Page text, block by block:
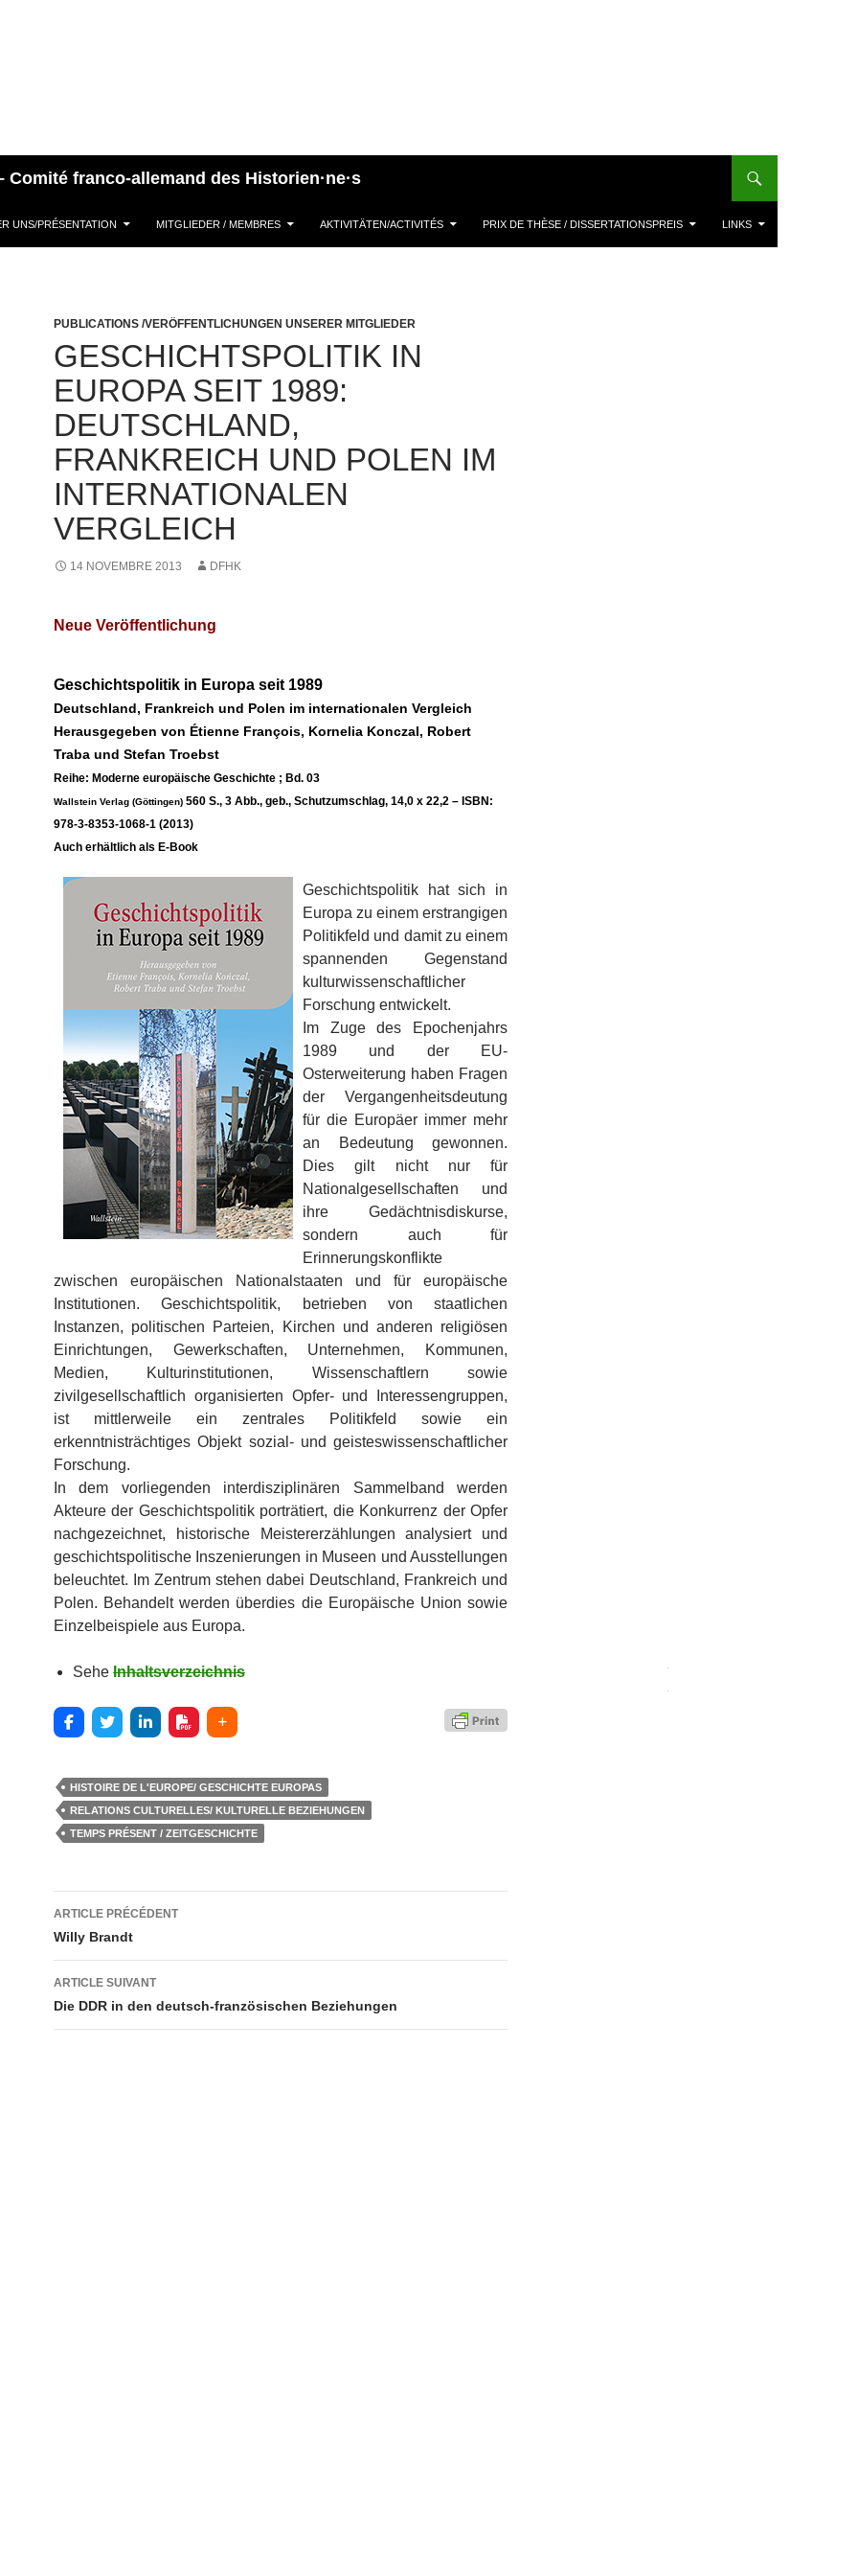
franco-allemand des Historien·ne·s
UNS/PRÉSENTATION
MITGLIEDER / MEMBRES AKTIVITÄTEN/ACTIVITÉS PRIX DE THÈSE / DISSERTATIONSPREIS LINKS
PUBLICATIONS /VERÖFFENTLICHUNGEN UNSERER MITGLIEDER
GESCHICHTSPOLITIK IN
EUROPA SEIT 1989:
DEUTSCHLAND,
FRANKREICH UND POLEN IM
INTERNATIONALEN
VERGLEICH
14 NOVEMBRE 2013 DFHK
Neue Veröffentlichung
Geschichtspolitik in Europa seit 1989
Deutschland, Frankreich und Polen im internationalen Vergleich
Herausgegeben von Étienne François, Kornelia Konczal, Robert
Traba und Stefan Troebst
Reihe: Moderne europäische Geschichte ; Bd. 03
Wallstein Verlag (Göttingen) 560 S., 3 Abb., geb., Schutzumschlag, 14,0 x 22,2 – ISBN:
978-3-8353-1068-1 (2013)
Auch erhältlich als E-Book
Geschichtspolitik hat sich in
Europa zu einem erstrangigen
Politikfeld und damit zu einem
spannenden Gegenstand
kulturwissenschaftlicher
Forschung entwickelt.
Im Zuge des Epochenjahrs
1989 und der EU-
Osterweiterung haben Fragen
der Vergangenheitsdeutung
für die Europäer immer mehr
an Bedeutung gewonnen.
Dies gilt nicht nur für
Nationalgesellschaften und
ihre Gedächtnisdiskurse,
sondern auch für
Erinnerungskonflikte
zwischen europäischen Nationalstaaten und für europäische
Institutionen. Geschichtspolitik, betrieben von staatlichen
Instanzen, politischen Parteien, Kirchen und anderen religiösen
Einrichtungen, Gewerkschaften, Unternehmen, Kommunen,
Medien, Kulturinstitutionen, Wissenschaftlern sowie
zivilgesellschaftlich organisierten Opfer- und Interessengruppen,
ist mittlerweile ein zentrales Politikfeld sowie ein
erkenntnisträchtiges Objekt sozial- und geisteswissenschaftlicher
Forschung.
In dem vorliegenden interdisziplinären Sammelband werden
Akteure der Geschichtspolitik porträtiert, die Konkurrenz der Opfer
nachgezeichnet, historische Meistererzählungen analysiert und
geschichtspolitische Inszenierungen in Museen und Ausstellungen
beleuchtet. Im Zentrum stehen dabei Deutschland, Frankreich und
Polen. Behandelt werden überdies die Europäische Union sowie
Einzelbeispiele aus Europa.
Sehe Inhaltsverzeichnis
HISTOIRE DE L'EUROPE/ GESCHICHTE EUROPAS
RELATIONS CULTURELLES/ KULTURELLE BEZIEHUNGEN
TEMPS PRÉSENT / ZEITGESCHICHTE
Navigation
des
articles
ARTICLE PRÉCÉDENT
Willy Brandt
ARTICLE SUIVANT
Die DDR in den deutsch-französischen Beziehungen